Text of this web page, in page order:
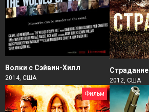
Волки с Сэйвин-Хилл
2014, США
Страдание
2012, США
Фильм